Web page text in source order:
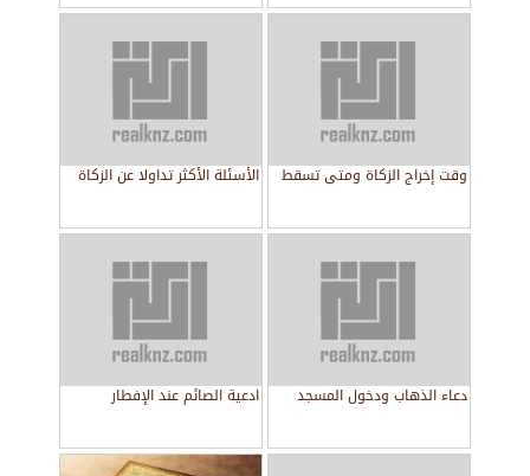
وقت إخراج الزكاة ومتى تسقط الأسئلة الأكثر تداولا‏ عن الزكاة
دعاء الذهاب ودخول المسجد ادعية الصائم عند الإفطار